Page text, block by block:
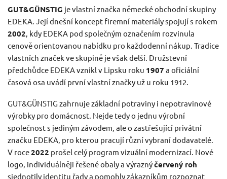
GUT&GÜNSTIG je vlastní značka německé obchodní skupiny
EDEKA. Její dnešní koncept firemní materiály spojují s rokem
2002 , kdy EDEKA pod společným označením rozvinula
cenově orientovanou nabídku pro každodenní nákup. Tradice
vlastních značek ve skupině je však delší. Družstevní
předchůdce EDEKA vznikl v Lipsku roku 1907 a oficiální
časová osa uvádí první vlastní značky už u roku 1912.
GUT&GÜNSTIG zahrnuje základní potraviny i nepotravinové
výrobky pro domácnost. Nejde tedy o jednu výrobní
společnost s jediným závodem, ale o zastřešující privátní
značku EDEKA, pro kterou pracují různí vybraní dodavatelé.
V roce2022 prošel celý program vizuální modernizací. Nové
logo, individuálněji řešené obaly a výraznýčervený roh
sjednotily identitu řady a pomohly zákazníkům rozpoznat